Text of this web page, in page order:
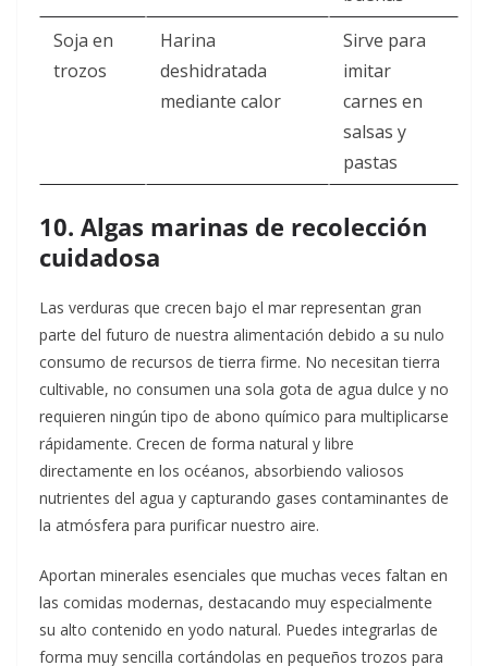
Soja en
trozos
Harina
deshidratada
mediante calor
Sirve para
imitar
carnes en
salsas y
pastas
10. Algas marinas de recolección
cuidadosa
Las verduras que crecen bajo el mar representan gran
parte del futuro de nuestra alimentación debido a su nulo
consumo de recursos de tierra firme. No necesitan tierra
cultivable, no consumen una sola gota de agua dulce y no
requieren ningún tipo de abono químico para multiplicarse
rápidamente. Crecen de forma natural y libre
directamente en los océanos, absorbiendo valiosos
nutrientes del agua y capturando gases contaminantes de
la atmósfera para purificar nuestro aire.
Aportan minerales esenciales que muchas veces faltan en
las comidas modernas, destacando muy especialmente
su alto contenido en yodo natural. Puedes integrarlas de
forma muy sencilla cortándolas en pequeños trozos para